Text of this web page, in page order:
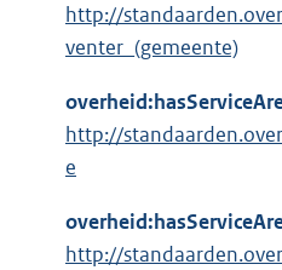
http://
venter_(gemeente)
http://
e
http://